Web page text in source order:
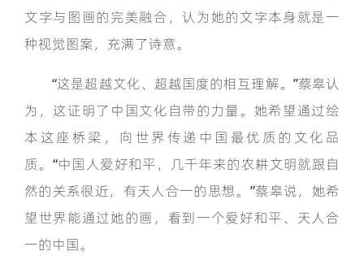
文字与图画的完美融合，认为她的文字本身就是一
种视觉图案，充满了诗意。
“这是超越文化、超越国度的相互理解。”蔡皋认
为，这证明了中国文化自带的力量。她希望通过绘
本这座桥梁，向世界传递中国最优质的文化品
质。“中国人爱好和平，几千年来的农耕文明就跟自
然的关系很近，有天人合一的思想。”蔡皋说，她希
望世界能通过她的画，看到一个爱好和平、天人合
一的中国。